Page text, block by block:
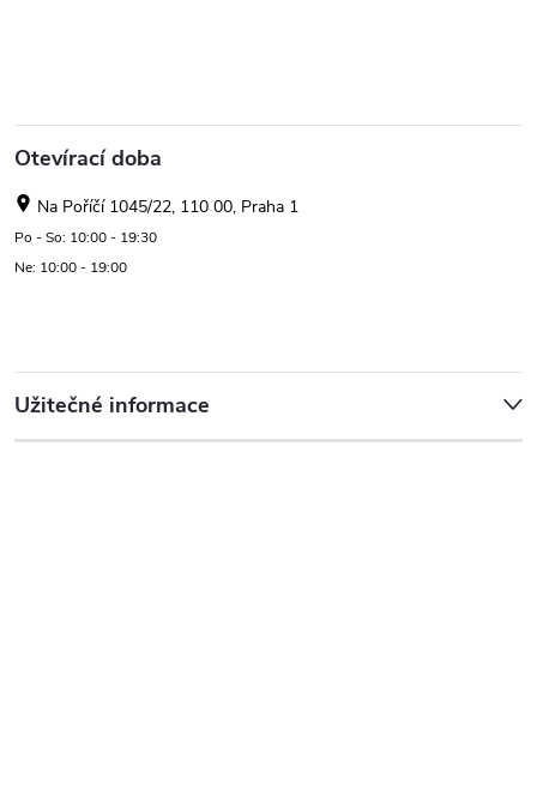
Otevírací doba
Na Poříčí 1045/22, 110 00, Praha 1
Po - So: 10:00 - 19:30
Ne: 10:00 - 19:00
Užitečné informace